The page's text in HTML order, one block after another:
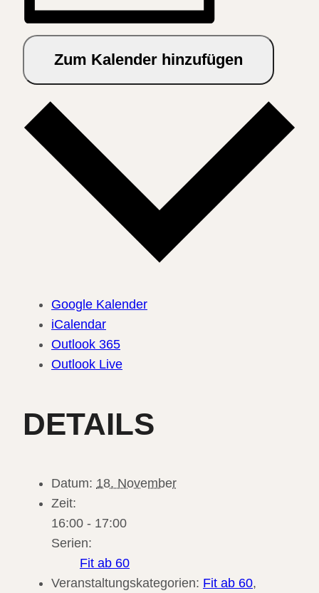
Zum Kalender hinzufügen
Google Kalender
iCalendar
Outlook 365
Outlook Live
DETAILS
Datum: 18. November
Zeit:
16:00 - 17:00
Serien:
Fit ab 60
Veranstaltungskategorien: Fit ab 60,